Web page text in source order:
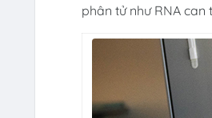
phân tử như RNA can